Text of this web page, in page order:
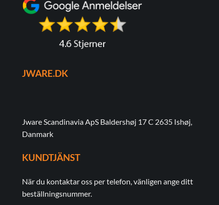
JWARE.DK
Jware Scandinavia ApS Baldershøj 17 C 2635 Ishøj,
Danmark
KUNDTJÄNST
När du kontaktar oss per telefon, vänligen ange ditt
beställningsnummer.